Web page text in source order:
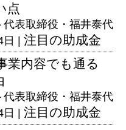
点
表取締役・福井泰代
| 注目の助成金
業内容でも通る
表取締役・福井泰代
| 注目の助成金